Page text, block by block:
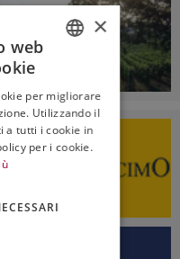
ENGLISH
×
web
per migliorare
Utilizzando il
a tutti i cookie in
per i cookie.